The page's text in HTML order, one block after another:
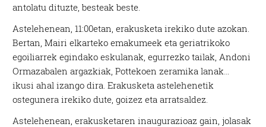
antolatu dituzte, besteak beste.
Astelehenean, 11:00etan, erakusketa irekiko dute azokan.
Bertan, Mairi elkarteko emakumeek eta geriatrikoko
egoiliarrek egindako eskulanak, egurrezko tailak, Andoni
Ormazabalen argazkiak, Pottekoen zeramika lanak…
ikusi ahal izango dira. Erakusketa astelehenetik
ostegunera irekiko dute, goizez eta arratsaldez.
Astelehenean, erakusketaren inaugurazioaz gain, jolasak